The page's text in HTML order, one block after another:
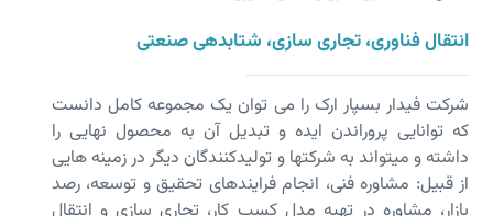
انتقال فناوری، تجاری سازی، شتابدهی صنعتی
شرکت فیدار بسپار ارک را می توان یک مجموعه کامل دانست
که توانایی پروراندن ایده و تبدیل آن به محصول نهایی را
داشته و می­تواند به شرکت­ها و تولیدکنندگان دیگر در زمینه هایی
از قبیل: مشاوره فنی، انجام فرایندهای تحقیق و توسعه، رصد